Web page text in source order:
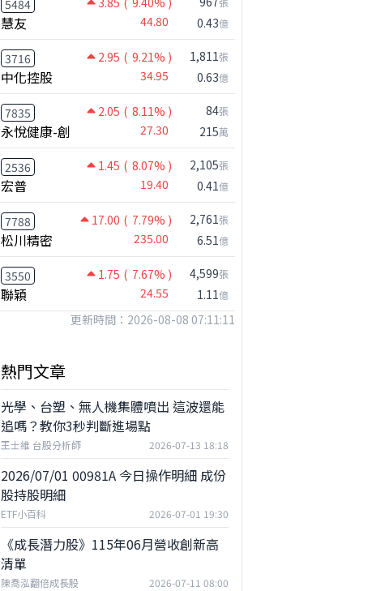
5484
慧友 44.80 0.43億
3716 2.95 ( 9.21% )
中化控股 34.95
1,811張
0.63億
7835 2.05 ( 8.11% )
永悅健康-創 27.30
84張
215萬
2536 1.45 ( 8.07% )
宏普 19.40
2,105張
0.41億
7788 17.00 ( 7.79% )
松川精密 235.00
2,761張
6.51億
3550 1.75 ( 7.67% )
聯穎 24.55
4,599張
1.11億
更新時間：2026-08-08 07:11:11
熱門文章
光學、台塑、無人機集體噴出 這波還能
追嗎？教你3秒判斷進場點
王士維 台股分析師 2026-07-13 18:18
2026/07/01 00981A 今日操作明細 成份
股持股明細
ETF小百科 2026-07-01 19:30
《成長潛力股》115年06月營收創新高
清單
陳喬泓翻倍成長股 2026-07-11 08:00